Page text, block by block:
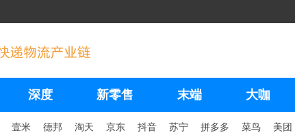
深度 新零售 末端 大咖
壹米 德邦 淘天 京东 抖音 苏宁 拼多多 菜鸟 美团